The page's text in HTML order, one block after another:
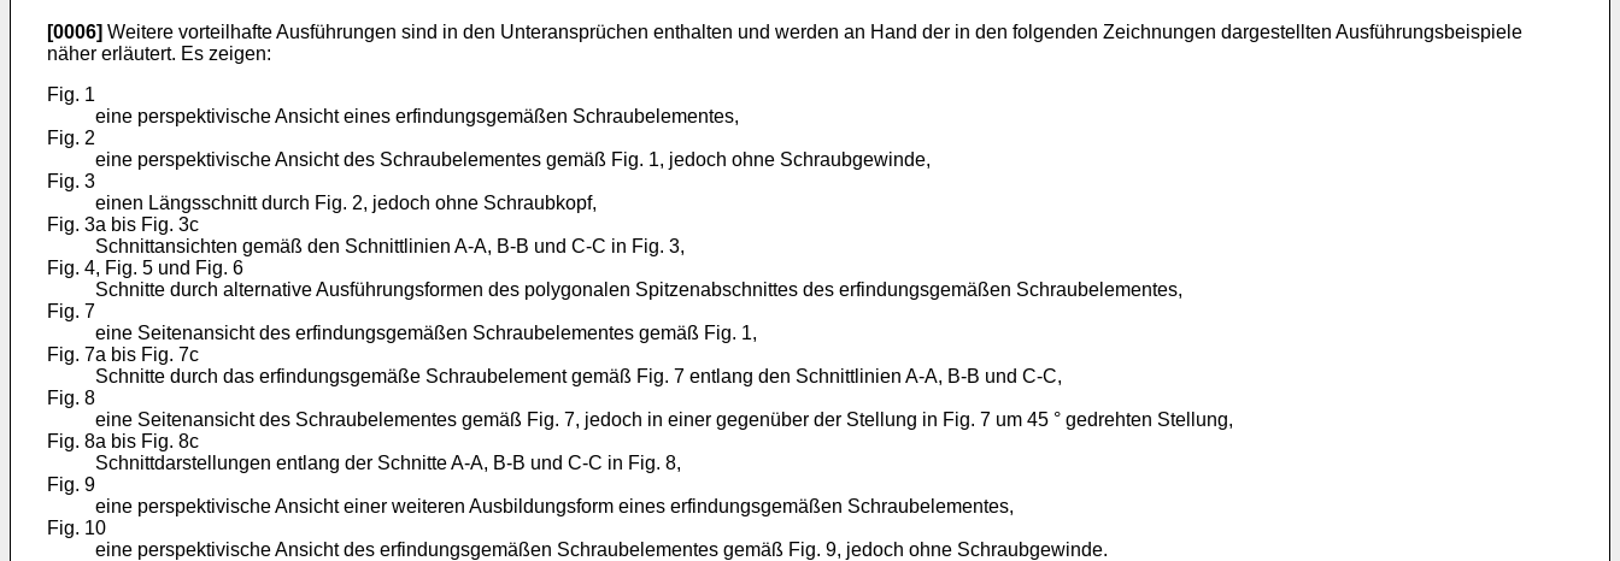
[0006] Weitere vorteilhafte Ausführungen sind in den Unteransprüchen enthalten und werden an Hand der in den folgenden Zeichnungen dargestellten Ausführungsbeispiele
näher erläutert. Es zeigen:
Fig. 1
eine perspektivische Ansicht eines erfindungsgemäßen Schraubelementes,
Fig. 2
eine perspektivische Ansicht des Schraubelementes gemäß Fig. 1, jedoch ohne Schraubgewinde,
Fig. 3
einen Längsschnitt durch Fig. 2, jedoch ohne Schraubkopf,
Fig. 3a bis Fig. 3c
Schnittansichten gemäß den Schnittlinien A-A, B-B und C-C in Fig. 3,
Fig. 4, Fig. 5 und Fig. 6
Schnitte durch alternative Ausführungsformen des polygonalen Spitzenabschnittes des erfindungsgemäßen Schraubelementes,
Fig. 7
eine Seitenansicht des erfindungsgemäßen Schraubelementes gemäß Fig. 1,
Fig. 7a bis Fig. 7c
Schnitte durch das erfindungsgemäße Schraubelement gemäß Fig. 7 entlang den Schnittlinien A-A, B-B und C-C,
Fig. 8
eine Seitenansicht des Schraubelementes gemäß Fig. 7, jedoch in einer gegenüber der Stellung in Fig. 7 um 45 ° gedrehten Stellung,
Fig. 8a bis Fig. 8c
Schnittdarstellungen entlang der Schnitte A-A, B-B und C-C in Fig. 8,
Fig. 9
eine perspektivische Ansicht einer weiteren Ausbildungsform eines erfindungsgemäßen Schraubelementes,
Fig. 10
eine perspektivische Ansicht des erfindungsgemäßen Schraubelementes gemäß Fig. 9, jedoch ohne Schraubgewinde.